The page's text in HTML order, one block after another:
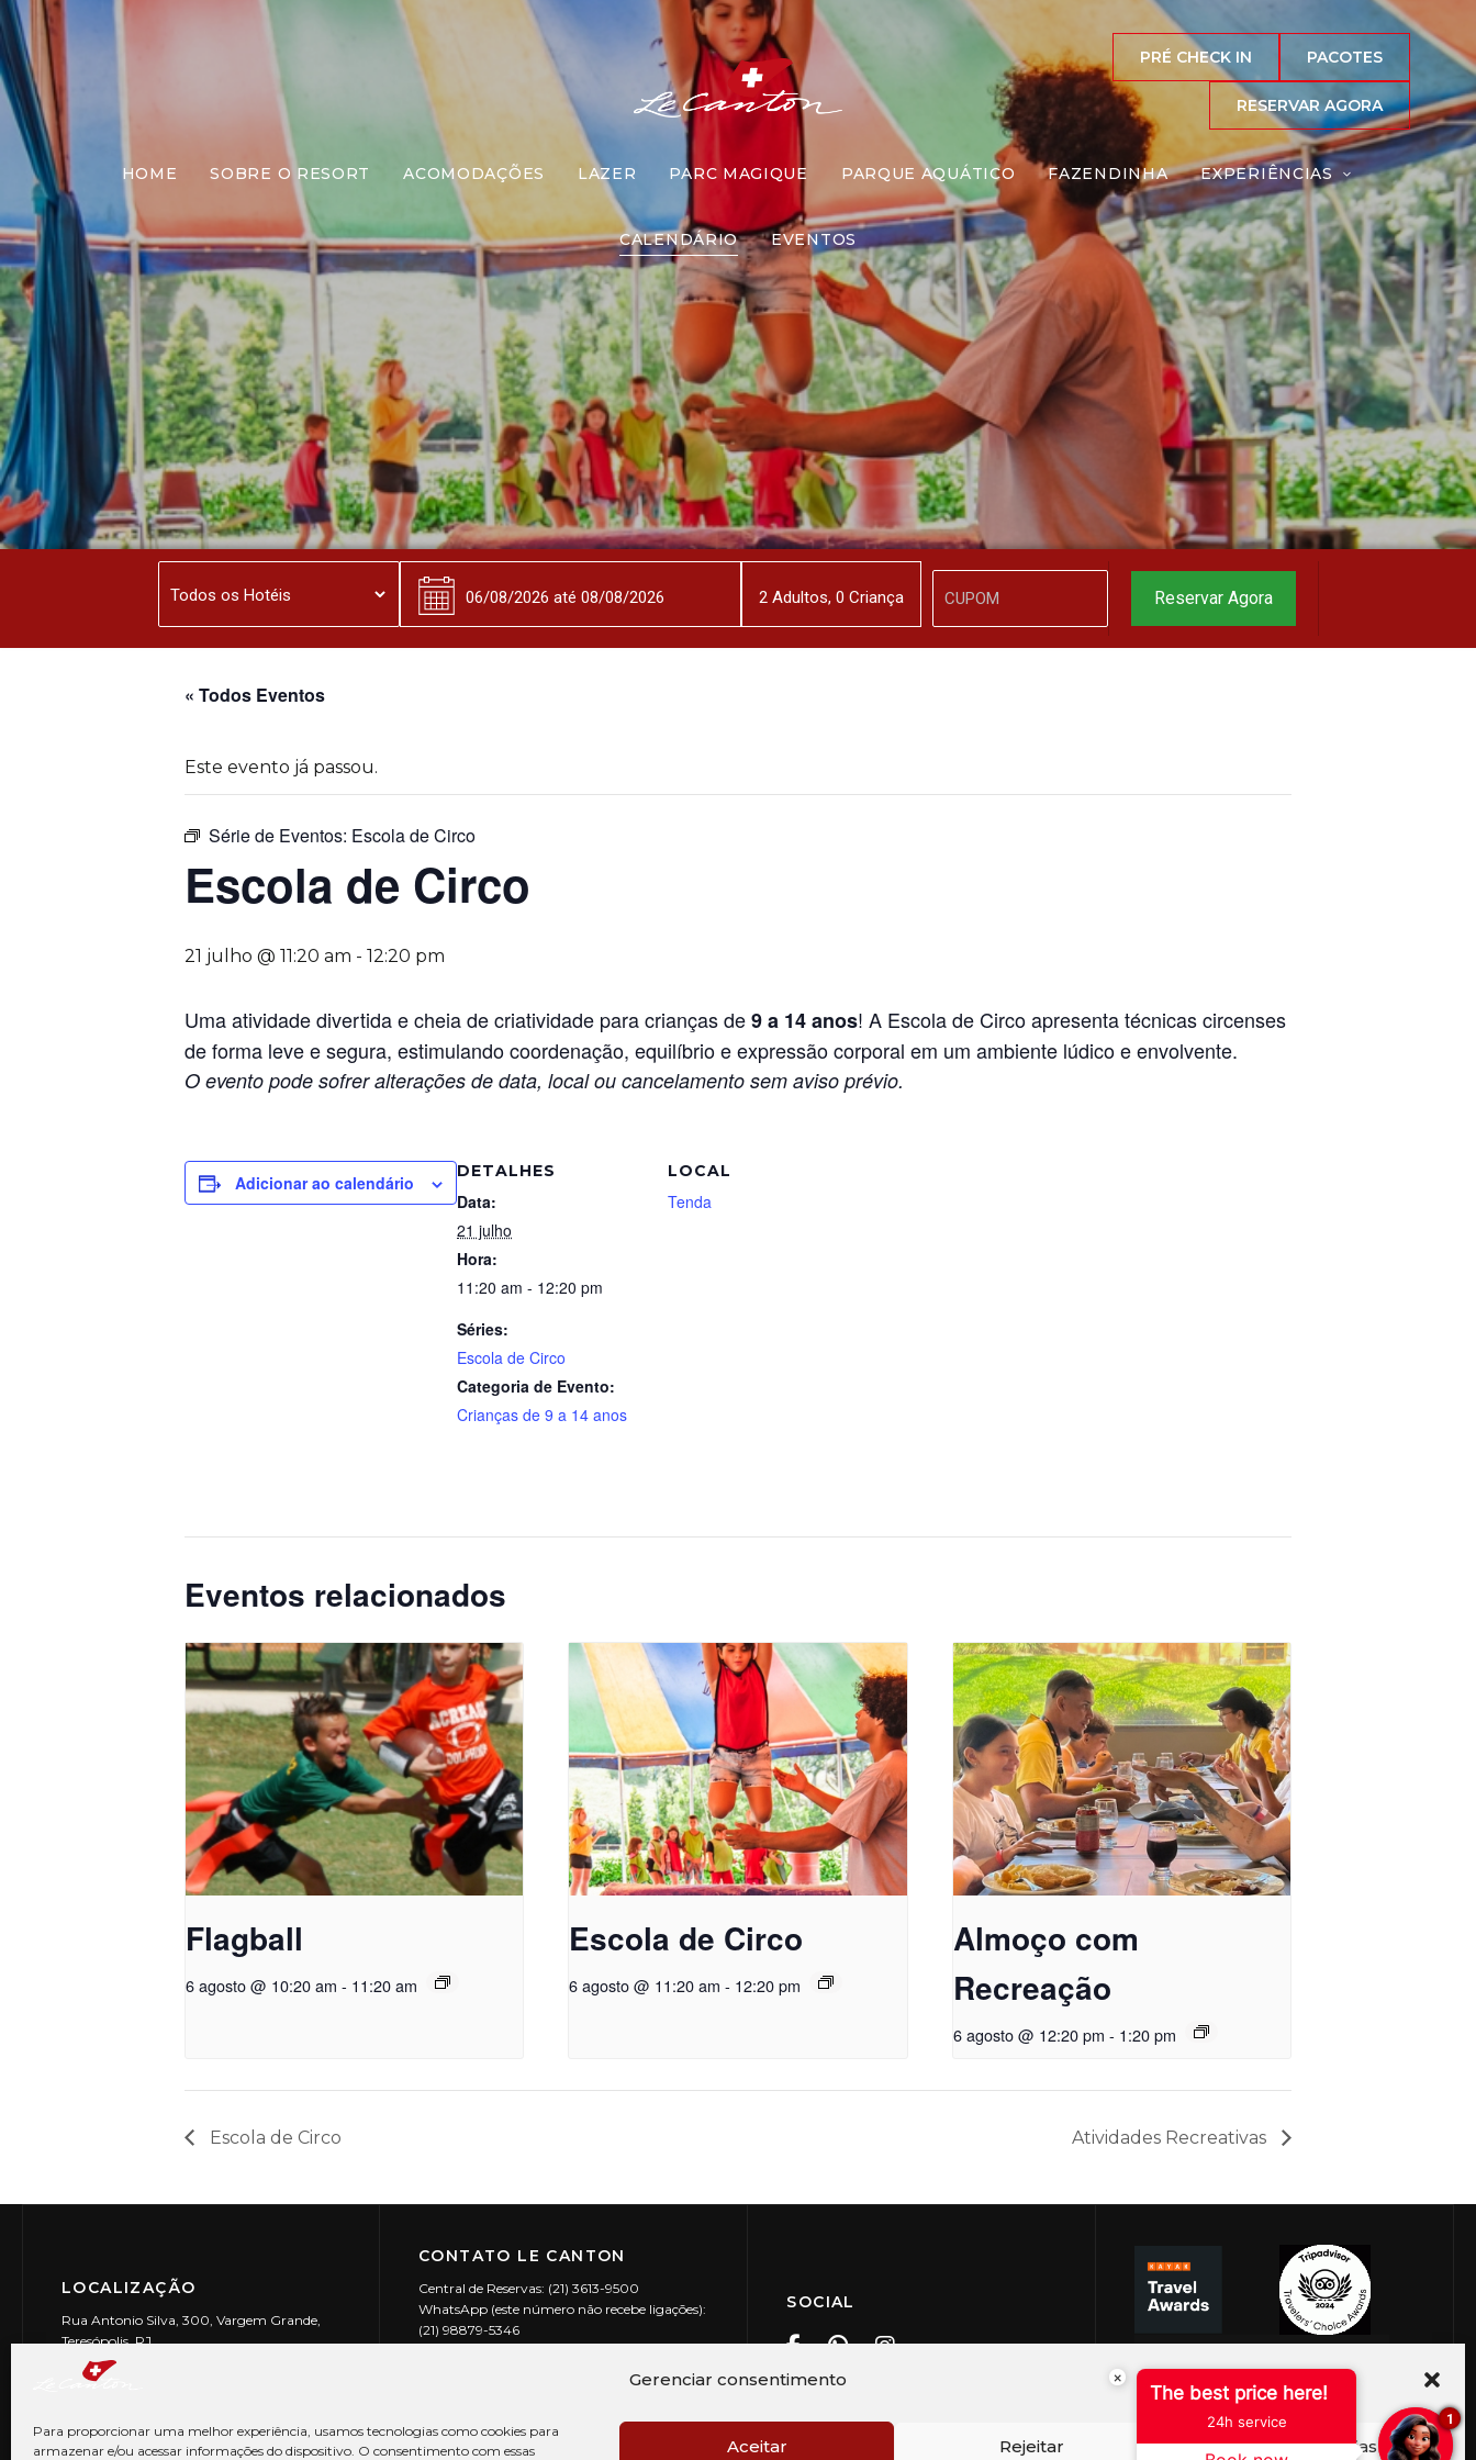
Gerenciar consentimento
Para proporcionar uma melhor experiência, usamos tecnologias como cookies para
armazenar e/ou acessar informações do dispositivo. O consentimento com essas
Aceitar Rejeitar Ver preferências
PRÉ CHECK IN PACOTES
RESERVAR AGORA
HOME SOBRE O RESORT ACOMODAÇÕES LAZER PARC MAGIQUE PARQUE AQUÁTICO FAZENDINHA EXPERIÊNCIAS
CALENDÁRIO EVENTOS
Escola de Circo
« Todos Eventos
Este evento já passou.
Série de Eventos: Escola de Circo
Escola de Circo
21 julho @ 11:20 am - 12:20 pm
Uma atividade divertida e cheia de criatividade para crianças de9 a 14 anos! A Escola de Circo apresenta técnicas circenses
de forma leve e segura, estimulando coordenação, equilíbrio e expressão corporal em um ambiente lúdico e envolvente.
O evento pode sofrer alterações de data, local ou cancelamento sem aviso prévio.
Adicionar ao calendário
DETALHES
Data:
21 julho
Hora:
11:20 am - 12:20 pm
Séries:
Escola de Circo
Categoria de Evento:
Crianças de 9 a 14 anos
LOCAL
Tenda
Eventos relacionados
Flagball
6 agosto @ 10:20 am - 11:20 am
Escola de Circo
6 agosto @ 11:20 am - 12:20 pm
Almoço com
Recreação
6 agosto @ 12:20 pm - 1:20 pm
Escola de Circo Atividades Recreativas
LOCALIZAÇÃO
Rua Antonio Silva, 300, Vargem Grande,
Teresópolis, RJ
CEP: 25990-150
CONTATO LE CANTON
Central de Reservas: (21) 3613-9500
WhatsApp (este número não recebe ligações):
(21) 98879-5346
SOCIAL
2Adultos, 0 Criança Reservar Agora
×
The best price here!
24h service 1